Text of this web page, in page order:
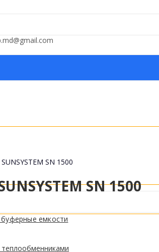
емкости
SN 1500
SN 1500